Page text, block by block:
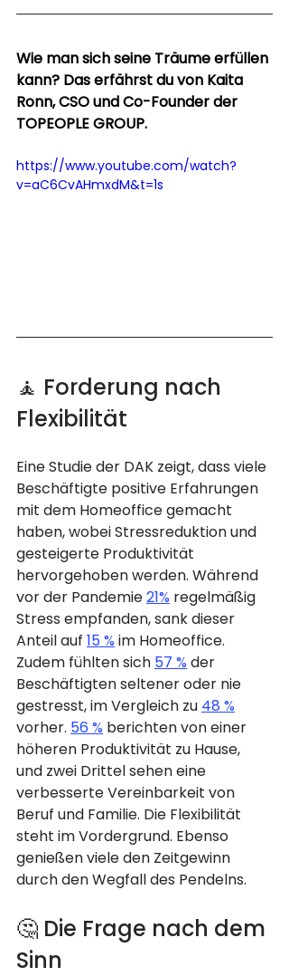
Wie man sich seine Träume erfüllen
kann? Das erfährst du von Kaita
Ronn, CSO und Co-Founder der
TOPEOPLE GROUP.
https://www.youtube.com/watch?
v=aC6CvAHmxdM&t=1s
🧘 Forderung nach
Flexibilität
Eine Studie der DAK zeigt, dass viele
Beschäftigte positive Erfahrungen
mit dem Homeoffice gemacht
haben, wobei Stressreduktion und
gesteigerte Produktivität
hervorgehoben werden. Während
vor der Pandemie 21% regelmäßig
Stress empfanden, sank dieser
Anteil auf 15 % im Homeoffice.
Zudem fühlten sich 57 % der
Beschäftigten seltener oder nie
gestresst, im Vergleich zu 48 %
vorher. 56 % berichten von einer
höheren Produktivität zu Hause,
und zwei Drittel sehen eine
verbesserte Vereinbarkeit von
Beruf und Familie. Die Flexibilität
steht im Vordergrund. Ebenso
genießen viele den Zeitgewinn
durch den Wegfall des Pendelns.
🤔 Die Frage nach dem
Sinn